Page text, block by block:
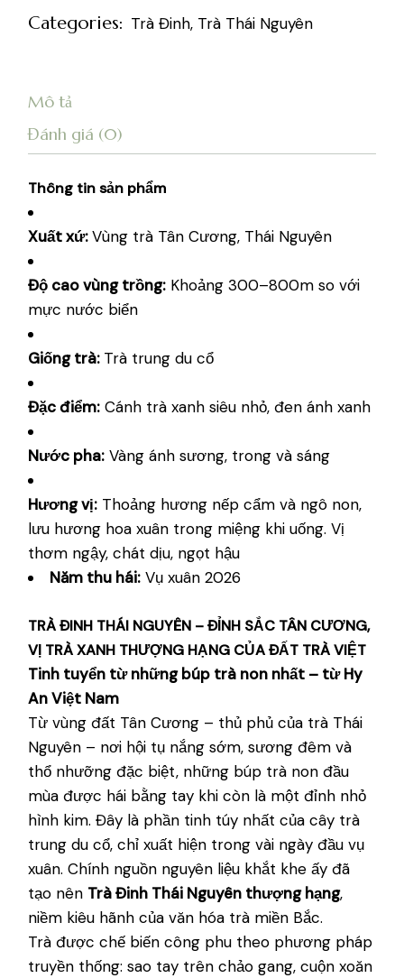
Categories: Trà Đinh, Trà Thái Nguyên
Mô tả
Đánh giá (0)
Thông tin sản phẩm
Xuất xứ:Vùng trà Tân Cương, Thái Nguyên
Độ cao vùng trồng: Khoảng 300–800m so với
mực nước biển
Giống trà: Trà trung du cổ
Đặc điểm: Cánh trà xanh siêu nhỏ, đen ánh xanh
Nước pha: Vàng ánh sương, trong và sáng
Hương vị: Thoảng hương nếp cẩm và ngô non,
lưu hương hoa xuân trong miệng khi uống. Vị
thơm ngậy, chát dịu, ngọt hậu
Năm thu hái: Vụ xuân 2026
TRÀ ĐINH THÁI NGUYÊN – ĐỈNH SẮC TÂN CƯƠNG,
VỊ TRÀ XANH THƯỢNG HẠNG CỦA ĐẤT TRÀ VIỆT
Tinh tuyển từ những búp trà non nhất – từ Hy
An Việt Nam
Từ vùng đất Tân Cương – thủ phủ của trà Thái
Nguyên – nơi hội tụ nắng sớm, sương đêm và
thổ nhưỡng đặc biệt, những búp trà non đầu
mùa được hái bằng tay khi còn là một đỉnh nhỏ
hình kim. Đây là phần tinh túy nhất của cây trà
trung du cổ, chỉ xuất hiện trong vài ngày đầu vụ
xuân. Chính nguồn nguyên liệu khắt khe ấy đã
tạo nên Trà Đinh Thái Nguyên thượng hạng,
niềm kiêu hãnh của văn hóa trà miền Bắc.
Trà được chế biến công phu theo phương pháp
truyền thống: sao tay trên chảo gang, cuộn xoăn